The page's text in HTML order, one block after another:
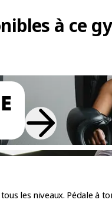
à ce
les niveaux. Pédale à